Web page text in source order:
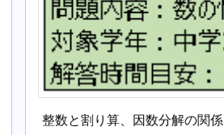
整数と割り算、因数分解の関係